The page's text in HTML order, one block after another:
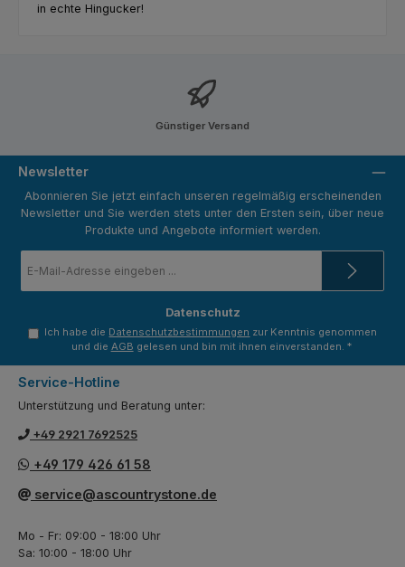
in echte Hingucker!
Günstiger Versand
Newsletter
Abonnieren Sie jetzt einfach unseren regelmäßig erscheinenden
Newsletter und Sie werden stets unter den Ersten sein, über neue
Produkte und Angebote informiert werden.
Mail-
Datenschutz
Ich habe die Datenschutzbestimmungen zur Kenntnis genommen
und die AGB gelesen und bin mit ihnen einverstanden. *
Service-Hotline
Unterstützung und Beratung unter:
+49 2921 7692525
+49 179 426 61 58
service@ascountrystone.de
Mo - Fr: 09:00 - 18:00 Uhr
Sa: 10:00 - 18:00 Uhr